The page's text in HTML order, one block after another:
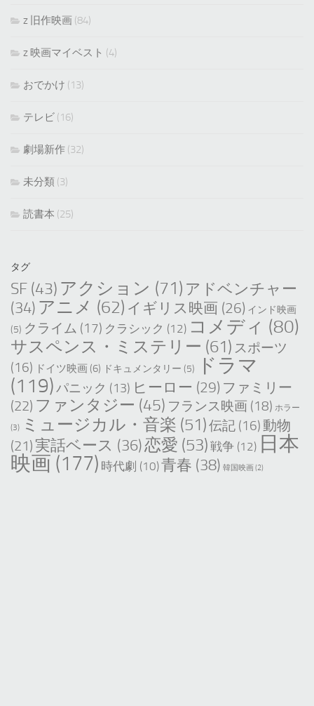
z 旧作映画 (84)
z 映画マイベスト (4)
おでかけ (13)
テレビ (16)
劇場新作 (32)
未分類 (3)
読書本 (25)
タグ
SF (43) アクション (71) アドベンチャー
(34) アニメ (62) イギリス映画 (26) インド映画
(5) クライム (17) クラシック (12) コメディ (80)
サスペンス・ミステリー (61) スポーツ
(16) ドイツ映画 (6) ドキュメンタリー (5)
ドラマ
(119)パニック (13) ヒーロー (29) ファミリー
(22) ファンタジー (45) フランス映画 (18) ホラー
(3)
ミュージカル・音楽 (51)伝記 (16)動物
(21) 実話ベース (36)恋愛 (53) 戦争 (12) 日本
映画 (177) 時代劇 (10)青春 (38) 韓国映画 (2)